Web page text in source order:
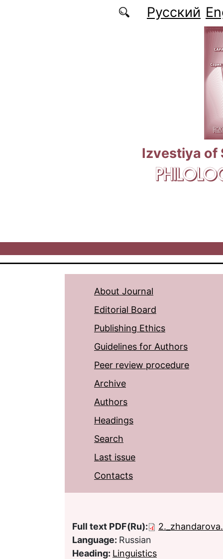
Русский
Izvestiya of
About Journal
Editorial Board
Publishing Ethics
Guidelines for Authors
Peer review procedure
Archive
Authors
Headings
Search
Last issue
Contacts
Full text PDF(Ru):
Language: Russian
Heading: Linguistics